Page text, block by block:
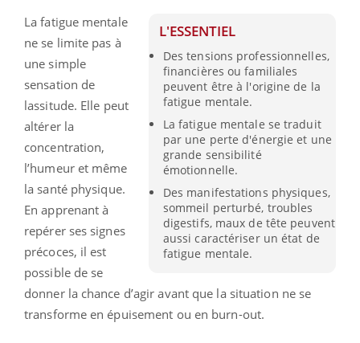
L'ESSENTIEL
Des tensions professionnelles,
financières ou familiales
peuvent être à l'origine de la
fatigue mentale.
La fatigue mentale se traduit
par une perte d'énergie et une
grande sensibilité
émotionnelle.
Des manifestations physiques,
sommeil perturbé, troubles
digestifs, maux de tête peuvent
aussi caractériser un état de
fatigue mentale.
La fatigue mentale
ne se limite pas à
une simple
sensation de
lassitude. Elle peut
altérer la
concentration,
l’humeur et même
la santé physique.
En apprenant à
repérer ses signes
précoces, il est
possible de se
donner la chance d’agir avant que la situation ne se
transforme en épuisement ou en burn-out.